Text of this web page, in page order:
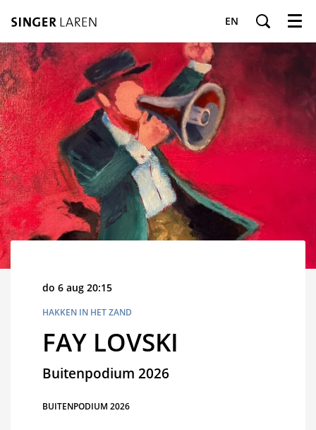
EN Menu
FAY LOVSKI
Buitenpodium 2026
HAKKEN IN HET ZAND
do 6 aug 20:15
BUITENPODIUM 2026